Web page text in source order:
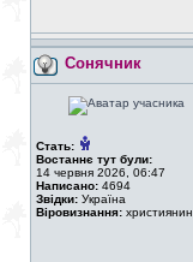
Сонячник
Стать:
Востаннє тут були:
14 червня 2026, 06:47
Написано: 4694
Звідки: Україна
Віровизнання: християнин